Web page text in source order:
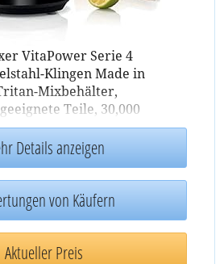
VitaPower Serie 4
Klingen Made in
Mixbehälter,
Teile, 30,000
schwarz
Details anzeigen
von Käufern
Aktueller Preis